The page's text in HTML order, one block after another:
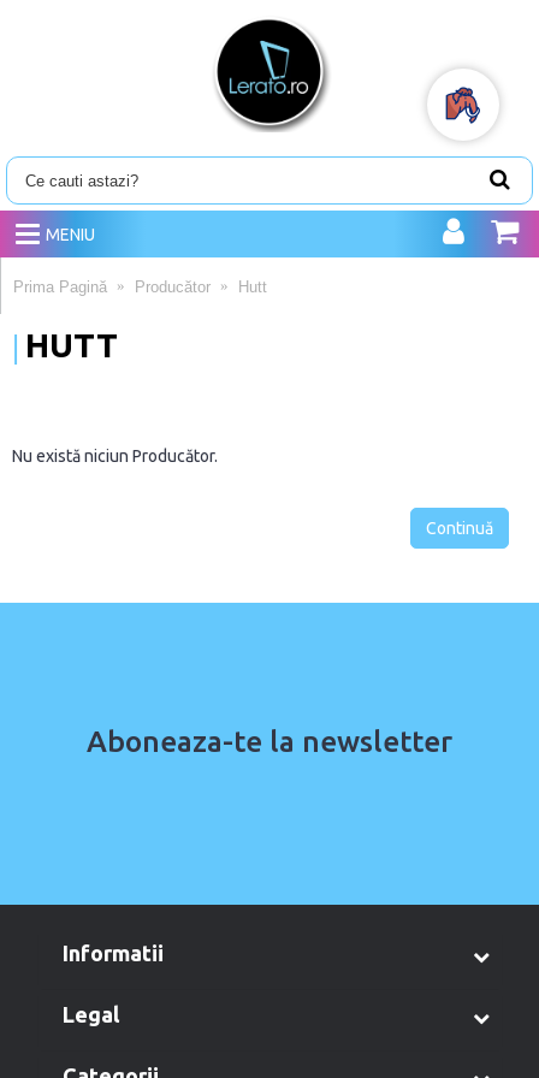
MENIU
Prima Pagină Producător Hutt
HUTT
Nu există niciun Producător.
Continuă
Aboneaza-te la newsletter
informatii
legal